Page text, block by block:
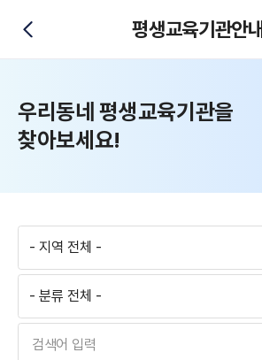
뒤로가기 평생교육기관안내
우리동네 평생교육기관을
찾아보세요!